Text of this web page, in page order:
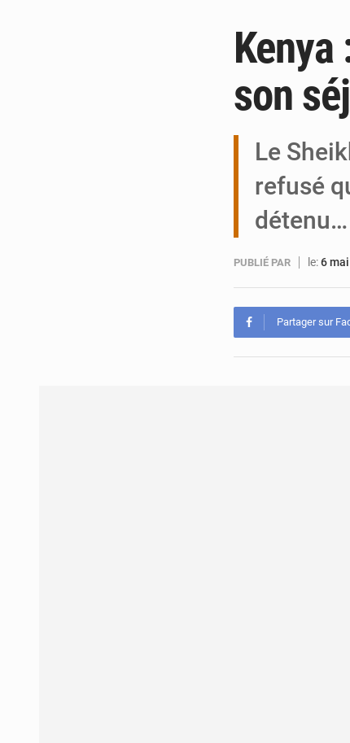
son
Le
refusé
détenu…
PUBLIÉ PAR le:6
Partager sur